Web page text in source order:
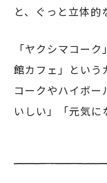
と、ぐっと立体的
「ヤクシマコー
館カフェ」という
コークやハイボ
いしい」「元気に